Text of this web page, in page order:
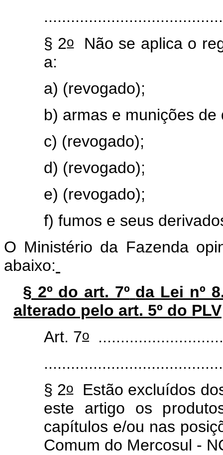
§ 2oNão se aplica o
a:
a) (revogado);
b) armas e munições
c) (revogado);
d) (revogado);
e) (revogado);
f) fumos e seus
O Ministério da Fazenda
abaixo:
§ 2º do art. 7º da Lei nº
alterado pelo art. 5º do PLV
Art. 7o
§ 2oEstão excluídos
este artigo os
capítulos e/ou nas
Comum do Mercosul -